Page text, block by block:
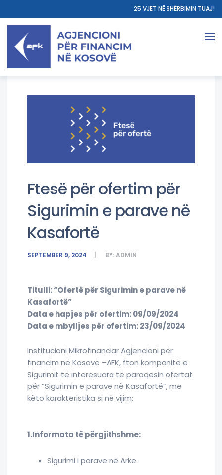
25 VJET NË SHËRBIMIN TUAJ!
Ftesë për ofertim për
Sigurimin e parave në
Kasafortë
SEPTEMBER 9, 2024 BY:ADMIN
Titulli: “Ofertë për Sigurimin e parave në
Kasafortë”
Data e hapjes për ofertim: 09/09/2024
Data e mbylljes për ofertim: 23/09/2024
Institucioni Mikrofinanciar Agjencioni për
financim në Kosovë –AFK, fton kompanitë e
Sigurimit të interesuara të paraqesin ofertat
për “Sigurimin e parave në Kasafortë”, me
këto karakteristika si në vijim:
1.Informata të përgjithshme:
Sigurimi i parave në Arke